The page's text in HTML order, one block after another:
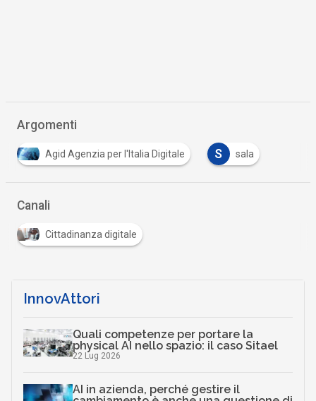
Argomenti
Agid Agenzia per l'Italia Digitale S sala
Canali
Cittadinanza digitale
InnovAttori
Quali competenze per portare la
physical AI nello spazio: il caso Sitael
22 Lug 2026
AI in azienda, perché gestire il